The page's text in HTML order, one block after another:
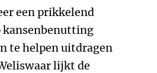
een prikkelend
kansenbenutting
te helpen uitdragen
lijkt de